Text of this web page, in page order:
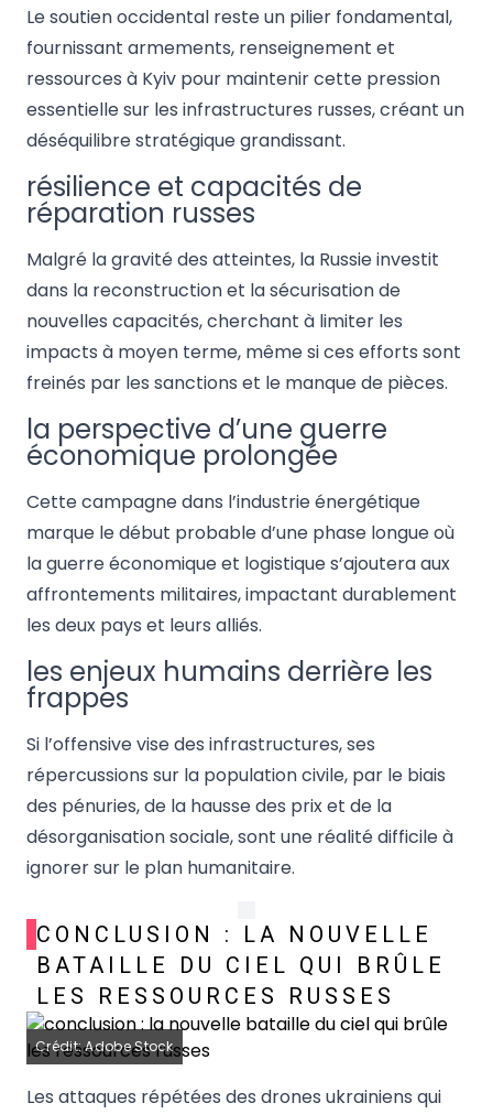
Le soutien occidental reste un pilier fondamental,
fournissant armements, renseignement et
ressources à Kyiv pour maintenir cette pression
essentielle sur les infrastructures russes, créant un
déséquilibre stratégique grandissant.
résilience et capacités de
réparation russes
Malgré la gravité des atteintes, la Russie investit
dans la reconstruction et la sécurisation de
nouvelles capacités, cherchant à limiter les
impacts à moyen terme, même si ces efforts sont
freinés par les sanctions et le manque de pièces.
la perspective d’une guerre
économique prolongée
Cette campagne dans l’industrie énergétique
marque le début probable d’une phase longue où
la guerre économique et logistique s’ajoutera aux
affrontements militaires, impactant durablement
les deux pays et leurs alliés.
les enjeux humains derrière les
frappes
Si l’offensive vise des infrastructures, ses
répercussions sur la population civile, par le biais
des pénuries, de la hausse des prix et de la
désorganisation sociale, sont une réalité difficile à
ignorer sur le plan humanitaire.
CONCLUSION : LA NOUVELLE
BATAILLE DU CIEL QUI BRÛLE
LES RESSOURCES RUSSES
Crédit: Adobe Stock
Les attaques répétées des drones ukrainiens qui